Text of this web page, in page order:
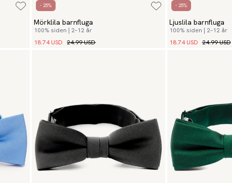
- 25%
Mörklila barnfluga
100% siden | 2–12 år
18.74 USD 24.99 USD
- 25%
Ljuslila barnfluga
100% siden | 2–12 år
18.74 USD 24.99 USD